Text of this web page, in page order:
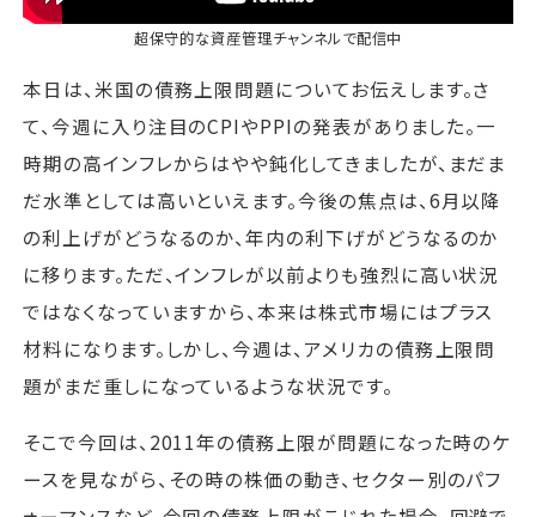
超保守的な資産管理チャンネルで配信中
本日は、米国の債務上限問題についてお伝えします。さ
て、今週に入り注目のCPIやPPIの発表がありました。一
時期の高インフレからはやや鈍化してきましたが、まだま
だ水準としては高いといえます。今後の焦点は、6月以降
の利上げがどうなるのか、年内の利下げがどうなるのか
に移ります。ただ、インフレが以前よりも強烈に高い状況
ではなくなっていますから、本来は株式市場にはプラス
材料になります。しかし、今週は、アメリカの債務上限問
題がまだ重しになっているような状況です。
そこで今回は、2011年の債務上限が問題になった時のケ
ースを見ながら、その時の株価の動き、セクター別のパフ